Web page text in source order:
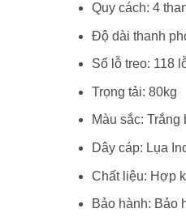
Quy cách: 4
Độ dài thanh
Số lỗ treo: 118
Trọng tải: 80kg
Màu sắc: Trắng
Dây cáp: Lụa
Chất liệu: Hợp
Bảo hành: Bảo